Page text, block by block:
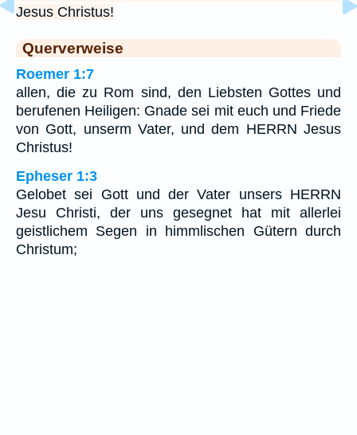
Jesus Christus!
Querverweise
Roemer 1:7
allen, die zu Rom sind, den Liebsten Gottes und
berufenen Heiligen: Gnade sei mit euch und Friede
von Gott, unserm Vater, und dem HERRN Jesus
Christus!
Epheser 1:3
Gelobet sei Gott und der Vater unsers HERRN
Jesu Christi, der uns gesegnet hat mit allerlei
geistlichem Segen in himmlischen Gütern durch
Christum;